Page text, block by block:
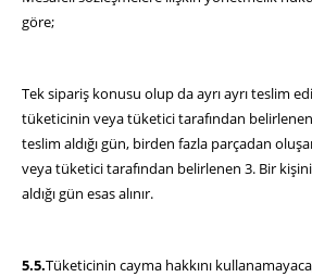
göre;
Tek sipariş konusu olup da ayrı ayrı teslim
tüketicinin veya tüketici tarafından
teslim aldığı gün, birden fazla parçadan
veya tüketici tarafından belirlenen 3. Bir
aldığı gün esas alınır.
5.5.Tüketicinin cayma hakkını